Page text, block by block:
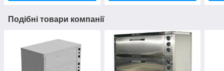
Подібні товари компанії